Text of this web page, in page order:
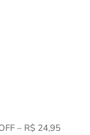
– R$ 24,95